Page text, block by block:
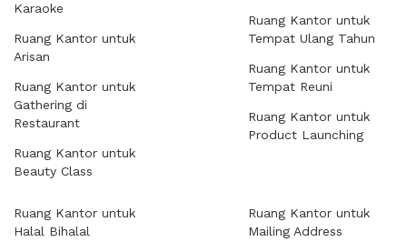
Karaoke
Ruang Kantor untuk
Arisan
Ruang Kantor untuk
Gathering di
Restaurant
Ruang Kantor untuk
Beauty Class
Ruang Kantor untuk
Tempat Ulang Tahun
Ruang Kantor untuk
Tempat Reuni
Ruang Kantor untuk
Product Launching
Ruang Kantor untuk
Halal Bihalal
Ruang Kantor untuk
Mailing Address